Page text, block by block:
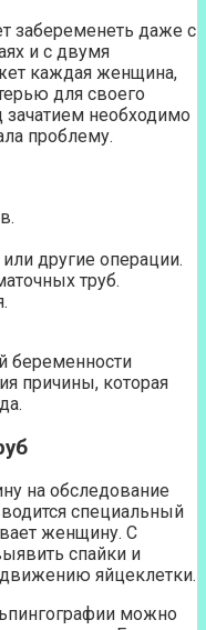
забеременеть даже с
и с двумя
каждая женщина,
для своего
необходимо
проблему.
другие операции.
труб.
беременности
причины, которая
на обследование
специальный
женщину. С
спайки и
яйцеклетки.
можно